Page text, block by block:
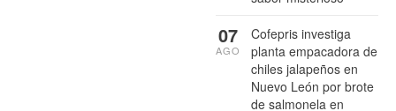
Cofepris investiga
planta empacadora de
chiles jalapeños en
Nuevo León por brote
de salmonela en
07
AGO